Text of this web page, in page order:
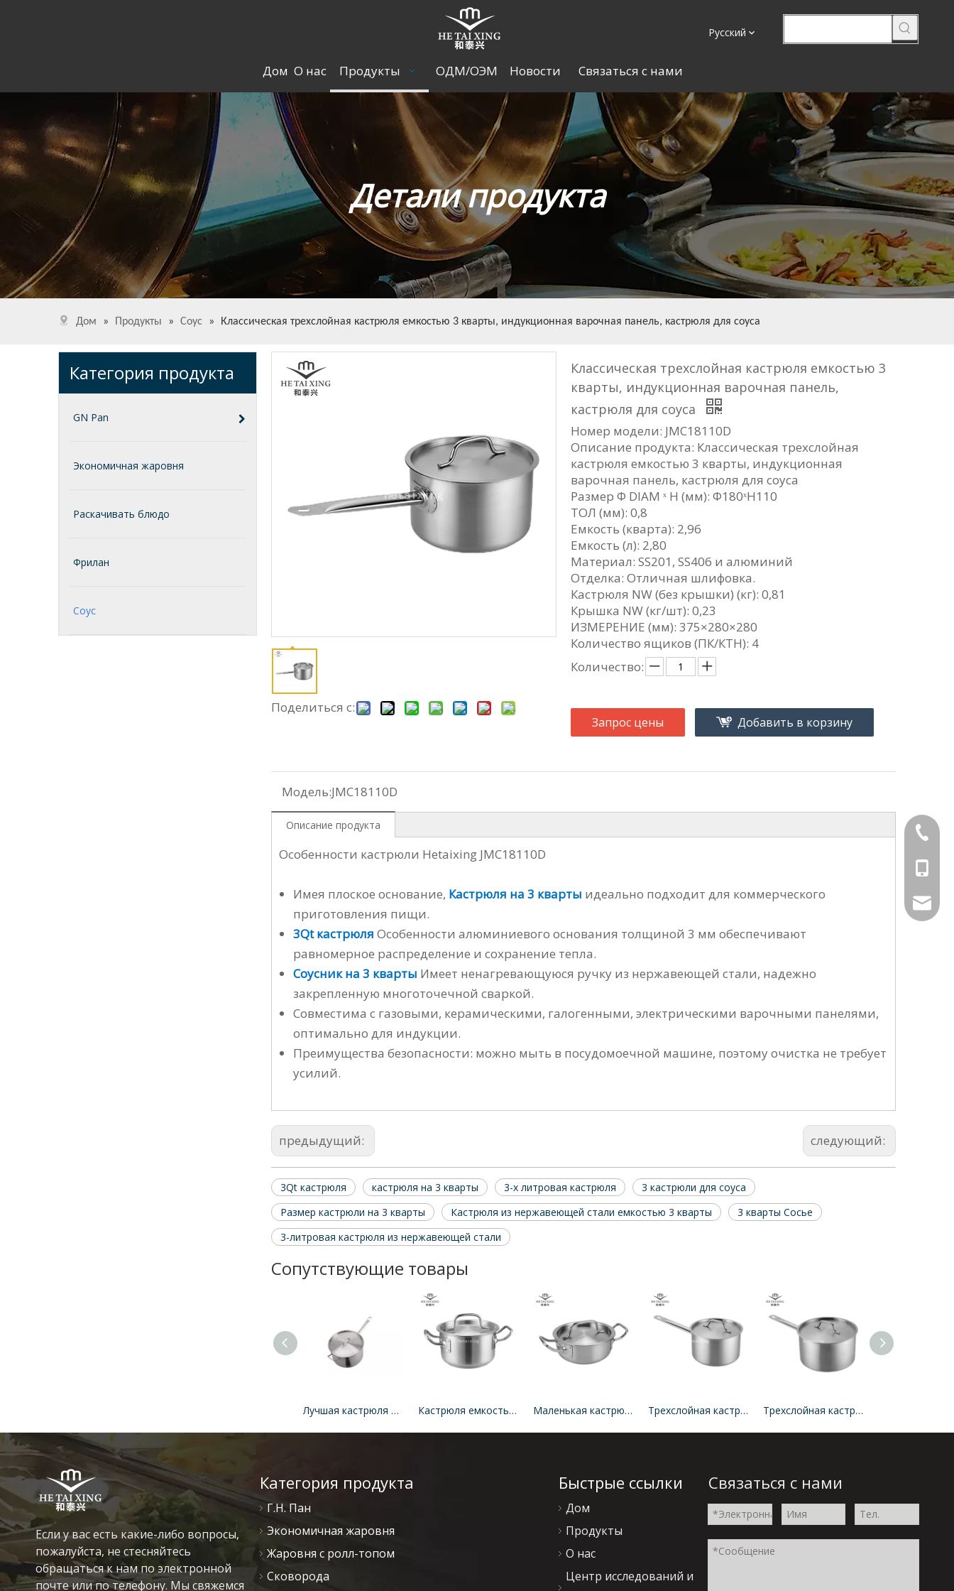
Дом О нас Продукты ОДМ/ОЭМ Новости Связаться с нами
Pусский
Детали продукта
Дом » Продукты » Соус » Классическая трехслойная кастрюля емкостью 3 кварты, индукционная варочная панель, кастрюля для соуса
Категория продукта
GN Pan
Экономичная жаровня
Раскачивать блюдо
Фрилан
Соус
Поделиться с:
Классическая трехслойная кастрюля емкостью 3
кварты, индукционная варочная панель,
кастрюля для соуса
Номер модели: JMC18110D
Описание продукта: Классическая трехслойная
кастрюля емкостью 3 кварты, индукционная
варочная панель, кастрюля для соуса
Размер Φ DIAM ˣ H (мм): Φ180ˣH110
ТОЛ (мм): 0,8
Емкость (кварта): 2,96
Емкость (л): 2,80
Материал: SS201, SS406 и алюминий
Отделка: Отличная шлифовка.
Кастрюля NW (без крышки) (кг): 0,81
Крышка NW (кг/шт): 0,23
ИЗМЕРЕНИЕ (мм): 375×280×280
Количество ящиков (ПК/КТН): 4
Количество:
Запрос цены Добавить в корзину
Модель:JMC18110D
Описание продукта
Особенности кастрюли Hetaixing JMC18110D
Имея плоское основание, Кастрюля на 3 кварты идеально подходит для коммерческого
приготовления пищи.
3Qt кастрюля Особенности алюминиевого основания толщиной 3 мм обеспечивают
равномерное распределение и сохранение тепла.
Соусник на 3 кварты Имеет ненагревающуюся ручку из нержавеющей стали, надежно
закрепленную многоточечной сваркой.
Совместима с газовыми, керамическими, галогенными, электрическими варочными панелями,
оптимально для индукции.
Преимущества безопасности: можно мыть в посудомоечной машине, поэтому очистка не требует
усилий.
предыдущий: следующий:
3Qt кастрюля кастрюля на 3 кварты 3-х литровая кастрюля
3 кастрюли для соуса
Размер кастрюли на 3 кварты
Кастрюля из нержавеющей стали емкостью 3 кварты
3 кварты Сосье
3-литровая кастрюля из нержавеющей стали
Сопутствующие товары
Лучшая кастрюля из нержавеющей стали без капельного литья Кастрюля емкостью 1 литр для небольших кастрюль с верхней частью электрической плиты с высокими бортами Маленькая кастрюля для электрической варочной панели Маленькая кастрюля на пол-кварты с низкими бортами Трехслойная кастрюля из нержавеющей стали, варочная панель и кастрюли, которые можно мыть в посудомоечной машине Трехслойная кастрюля из нержавеющей стали, оптимальная для индукционной тарелки с крышкой
Если у вас есть какие-либо вопросы,
пожалуйста, не стесняйтесь
обращаться к нам по электронной
почте или по телефону. Мы свяжемся
Категория продукта
Г.Н. Пан
Экономичная жаровня
Жаровня с ролл-топом
Сковорода
Быстрые ссылки
Дом
Продукты
О нас
Центр исследований и
Связаться с нами
+86-